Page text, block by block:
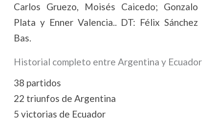
Carlos Gruezo, Moisés Caicedo; Gonzalo
Plata y Enner Valencia.. DT: Félix Sánchez
Bas.
Historial completo entre Argentina y Ecuador
38 partidos
22 triunfos de Argentina
5 victorias de Ecuador